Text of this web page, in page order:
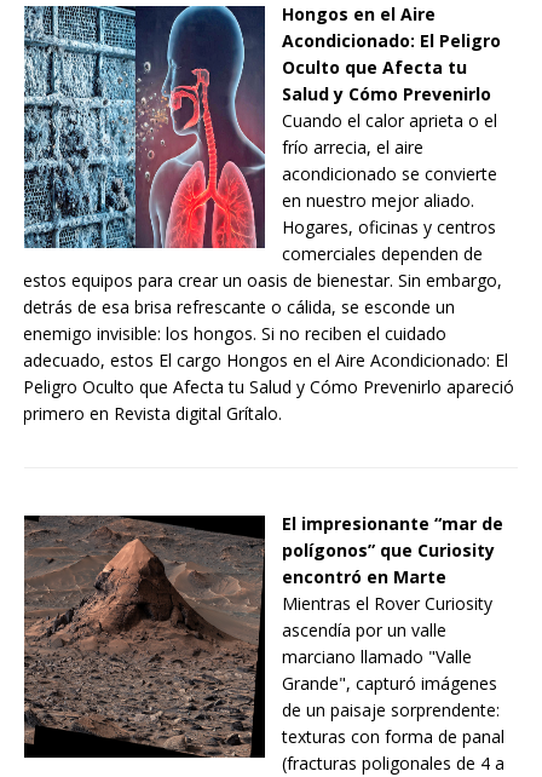
Hongos en el Aire
Acondicionado: El Peligro
Oculto que Afecta tu
Salud y Cómo Prevenirlo
Cuando el calor aprieta o el
frío arrecia, el aire
acondicionado se convierte
en nuestro mejor aliado.
Hogares, oficinas y centros
comerciales dependen de
estos equipos para crear un oasis de bienestar. Sin embargo,
detrás de esa brisa refrescante o cálida, se esconde un
enemigo invisible: los hongos. Si no reciben el cuidado
adecuado, estos El cargo Hongos en el Aire Acondicionado: El
Peligro Oculto que Afecta tu Salud y Cómo Prevenirlo apareció
primero en Revista digital Grítalo.
El impresionante “mar de
polígonos” que Curiosity
encontró en Marte
Mientras el Rover Curiosity
ascendía por un valle
marciano llamado "Valle
Grande", capturó imágenes
de un paisaje sorprendente:
texturas con forma de panal
(fracturas poligonales de 4 a